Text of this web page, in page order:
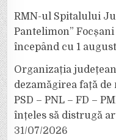
RMN-ul Spitalului
Pantelimon”
începând cu 1 august
Organizația
dezamăgirea față
PSD – PNL – FD –
înțeles să distrugă
31/07/2026